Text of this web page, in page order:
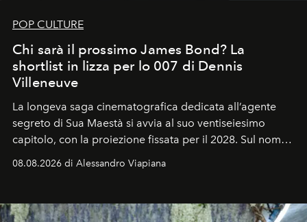
POP CULTURE
Chi sarà il prossimo James Bond? La
shortlist in lizza per lo 007 di Dennis
Villeneuve
La longeva saga cinematografica dedicata all’agente
segreto di Sua Maestà si avvia al suo ventiseiesimo
capitolo, con la proiezione fissata per il 2028. Sul nome
Craig, però, regna ancora il più assoluto riserbo.
08.08.2026 di Alessandro Viapiana